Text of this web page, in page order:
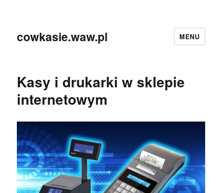
cowkasie.waw.pl MENU
Kasy i drukarki w sklepie
internetowym